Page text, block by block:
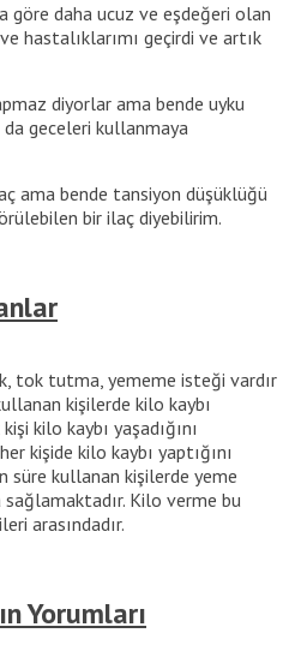
göre daha ucuz ve eşdeğeri olan
hastalıklarımı geçirdi ve artık
diyorlar ama bende uyku
da geceleri kullanmaya
ama bende tansiyon düşüklüğü
bir ilaç diyebilirim.
tok tutma, yememe isteği vardır
kişilerde kilo kaybı
kilo kaybı yaşadığını
kişide kilo kaybı yaptığını
süre kullanan kişilerde yeme
Kilo verme bu
arasındadır.
Yorumları